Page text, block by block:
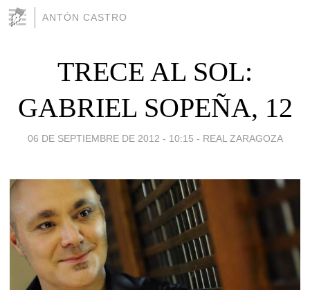
ANTÓN CASTRO
TRECE AL SOL:
GABRIEL SOPEÑA, 12
06 DE SEPTIEMBRE DE 2012 - 10:15 - REAL ZARAGOZA